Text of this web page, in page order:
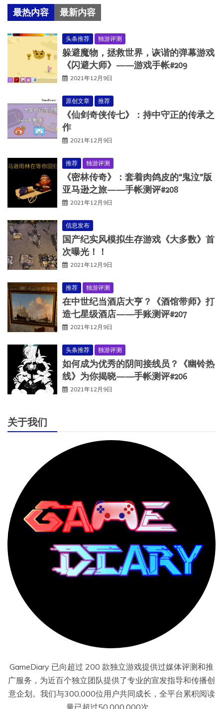
最热内容 最新内容
头条推荐 独游评测
躲避魔物，拯救世界，诙谐的弹幕游戏
《闪避大师》——游戏手帐#209
2021年12月9日
原创文章 推荐
《仙剑奇侠传七》：持中守正的传承之
作
2021年12月9日
推荐 独游评测
《密林传奇》：套着肉鸽皮的“鬼泣”版
亚马逊之旅——手帐测评#208
2021年12月9日
信息发布
国产纪实风模拟生存游戏《大多数》首
次曝光！！
2021年12月9日
推荐 独游评测
在中世纪当酒店大亨？《酒馆带师》打
造七星级酒店——手账测评#207
2021年12月9日
头条推荐 独游评测
如何成为优秀的阴间接线员？《幽铃热
线》为你揭晓——手帐测评#206
2021年12月9日
关于我们
GameDiary 已向超过 200 款独立游戏提供过媒体评测和推
广服务，为近百个独立团队提供了专业的宣发指导和传播创
意企划。我们与300,000位用户共同成长，全平台累积阅读
量已超过50,000,000次。